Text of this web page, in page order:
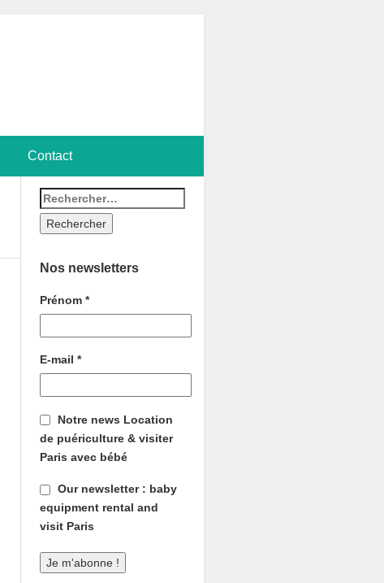
Contact
Nos newsletters
Prénom*
E-mail*
Notre news Location
de puériculture & visiter
Paris avec bébé
Our newsletter : baby
equipment rental and
visit Paris